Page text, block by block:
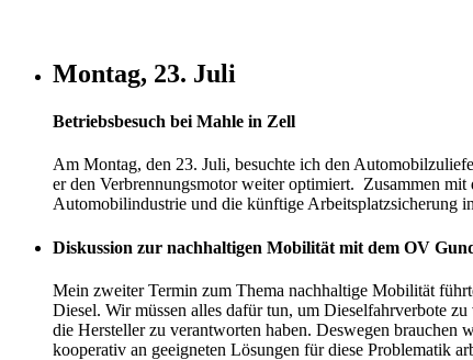
Montag, 23. Juli
Betriebsbesuch bei Mahle in Zell
Am Montag, den 23. Juli, besuchte ich den
er den Verbrennungsmotor weiter optimiert. Zusammen
Automobilindustrie und die künftige Arbeitsplatzsicherung
Diskussion zur nachhaltigen Mobilität mit dem OV
Mein zweiter Termin zum Thema nachhaltige Mobilität
Diesel. Wir müssen alles dafür tun, um Dieselfahrverbote
die Hersteller zu verantworten haben. Deswegen
kooperativ an geeigneten Lösungen für diese Problematik